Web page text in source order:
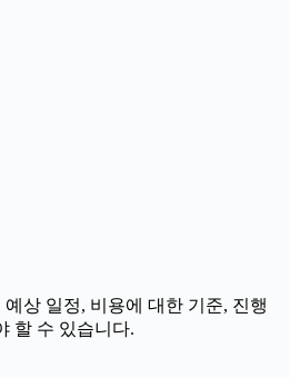
상 일정, 비용에 대한 기준, 진행
할 수 있습니다.